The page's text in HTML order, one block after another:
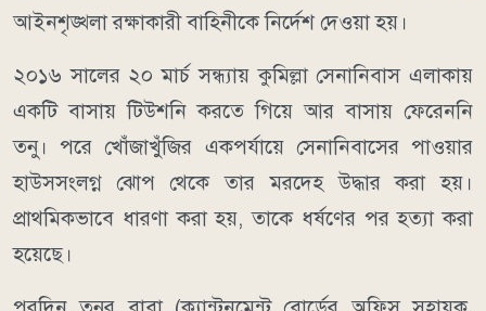
আইনশৃঙ্খলা রক্ষাকারী বাহিনীকে নির্দেশ দেওয়া হয়।
২০১৬ সালের ২০ মার্চ সন্ধ্যায় কুমিল্লা সেনানিবাস এলাকায়
একটি বাসায় টিউশনি করতে গিয়ে আর বাসায় ফেরেননি
তনু। পরে খোঁজাখুঁজির একপর্যায়ে সেনানিবাসের পাওয়ার
হাউসসংলগ্ন ঝোপ থেকে তার মরদেহ উদ্ধার করা হয়।
প্রাথমিকভাবে ধারণা করা হয়, তাকে ধর্ষণের পর হত্যা করা
হয়েছে।